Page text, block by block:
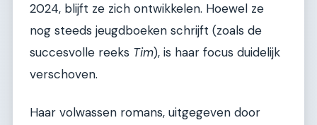
2024, blijft ze zich ontwikkelen. Hoewel ze
nog steeds jeugdboeken schrijft (zoals de
succesvolle reeks Tim), is haar focus duidelijk
verschoven.
Haar volwassen romans, uitgegeven door